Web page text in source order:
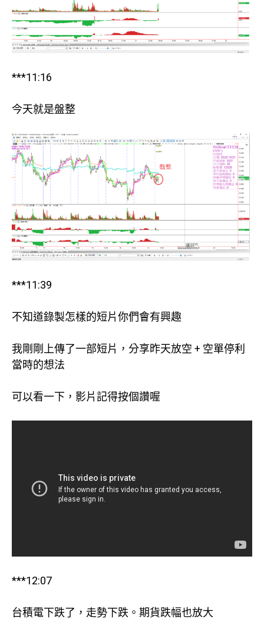
***11:16
今天就是盤整
***11:39
不知道錄製怎樣的短片你們會有興趣
我剛剛上傳了一部短片，分享昨天放空 + 空單停利
當時的想法
可以看一下，影片記得按個讚喔
***12:07
台積電下跌了，走勢下跌。期貨跌幅也放大